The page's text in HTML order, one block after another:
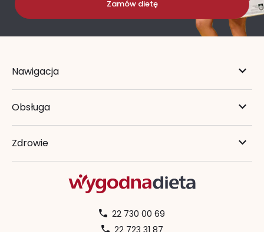
Zamów dietę
Nawigacja
Obsługa
Zdrowie
22 730 00 69
22 723 31 87